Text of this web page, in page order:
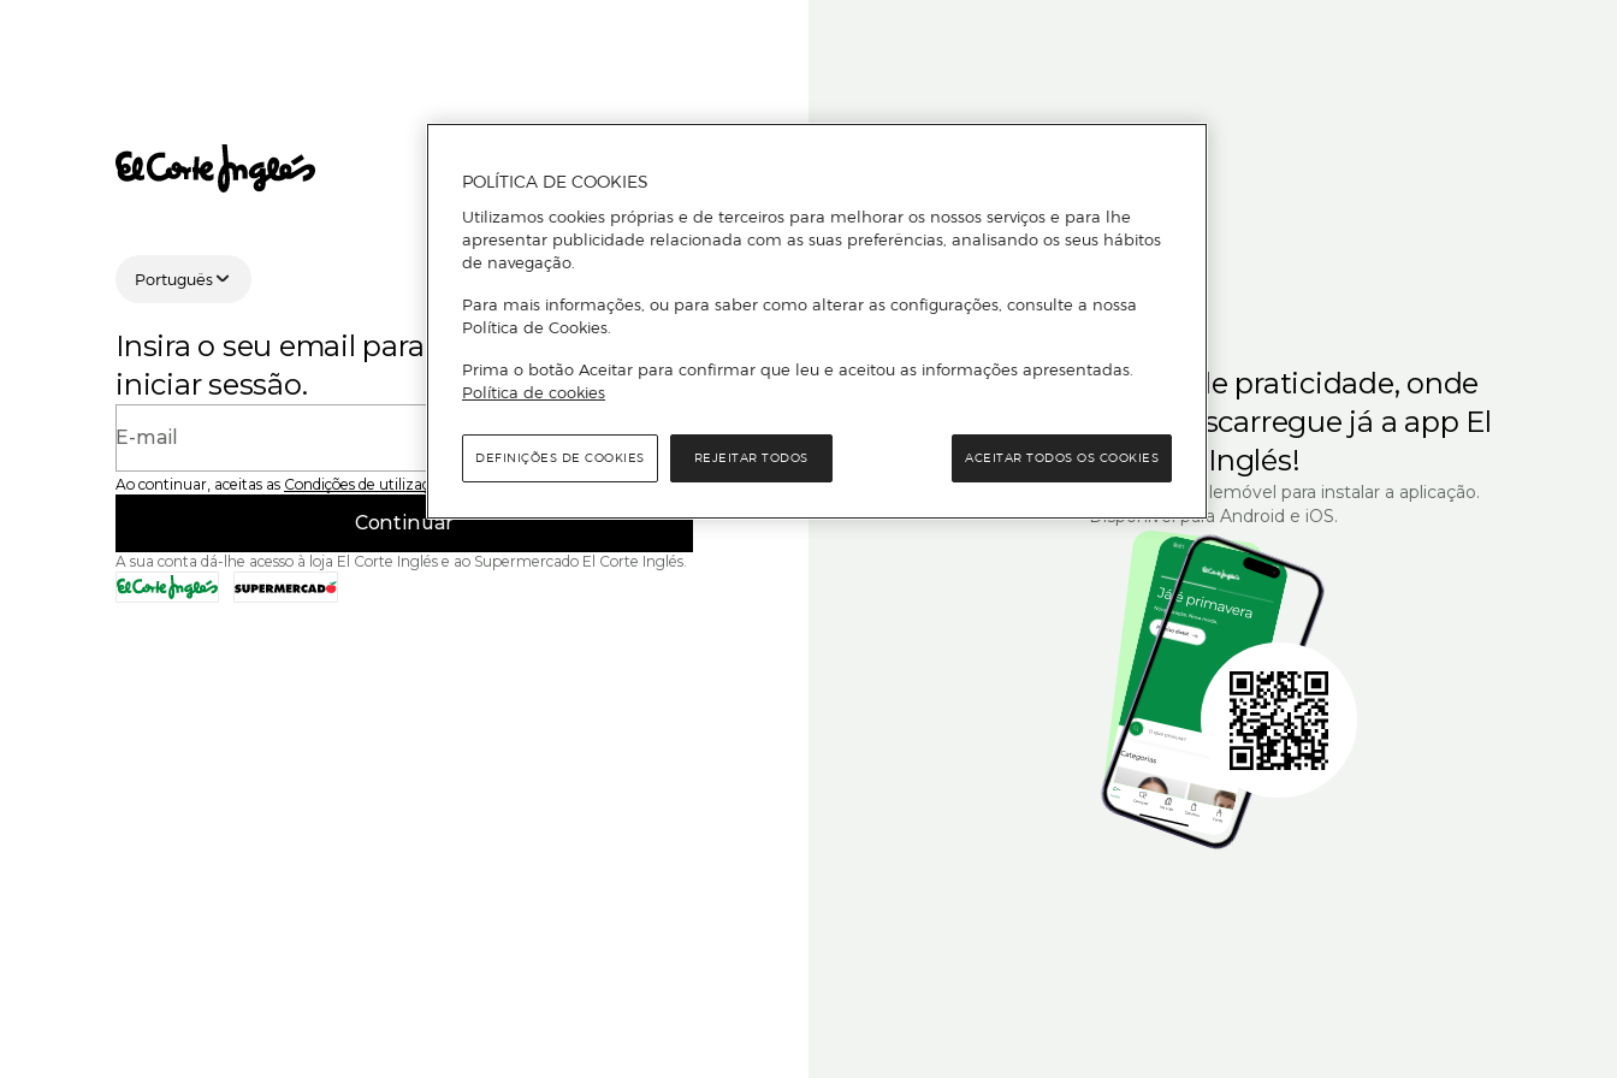
Português
Insira o seu email para se registar ou
iniciar sessão.
E-mail
Ao continuar, aceitas as Condições de utilização do site
Continuar
A sua conta dá-lhe acesso à loja El Corte Inglés e ao Supermercado El Corte Inglés.
Para quem gosta de praticidade, onde
Descarregue já a app El
Corte Inglés!
Leia o código QR com o seu telemóvel para instalar a aplicação.
Disponível para Android e iOS.
POLÍTICA DE COOKIES
Utilizamos cookies próprias e de terceiros para melhorar os nossos serviços e para lhe
apresentar publicidade relacionada com as suas preferências, analisando os seus hábitos
de navegação.
Para mais informações, ou para saber como alterar as configurações, consulte a nossa
Política de Cookies.
Prima o botão Aceitar para confirmar que leu e aceitou as informações apresentadas.
Política de cookies
REJEITAR TODOS ACEITAR TODOS OS COOKIES
DEFINIÇÕES DE COOKIES